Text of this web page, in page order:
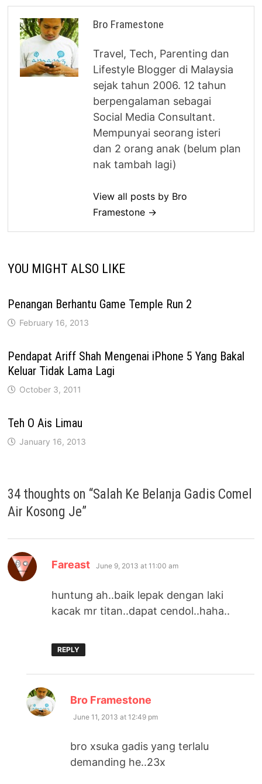
Bro Framestone
Travel, Tech, Parenting dan
Lifestyle Blogger di Malaysia
sejak tahun 2006. 12 tahun
berpengalaman sebagai
Social Media Consultant.
Mempunyai seorang isteri
dan 2 orang anak (belum plan
nak tambah lagi)
View all posts by Bro
Framestone →
YOU MIGHT ALSO LIKE
Penangan Berhantu Game Temple Run 2
February 16, 2013
Pendapat Ariff Shah Mengenai iPhone 5 Yang Bakal
Keluar Tidak Lama Lagi
October 3, 2011
Teh O Ais Limau
January 16, 2013
34 thoughts on “Salah Ke Belanja Gadis Comel
Air Kosong Je”
Fareast says:
June 9, 2013 at 11:00 am
huntung ah..baik lepak dengan laki
kacak mr titan..dapat cendol..haha..
REPLY
Bro Framestone
June 11, 2013 at 12:49 pm
bro xsuka gadis yang terlalu
demanding he..23x